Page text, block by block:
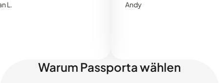
Warum Passporta wählen